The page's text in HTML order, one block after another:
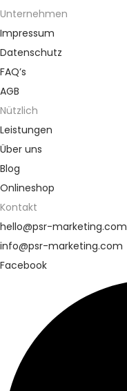
Unternehmen
Impressum
Datenschutz
FAQ’s
AGB
Nützlich
Leistungen
Über uns
Blog
Onlineshop
Kontakt
hello@psr-marketing.com
info@psr-marketing.com
Facebook